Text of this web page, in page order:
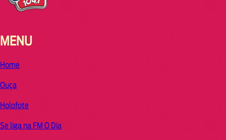
MENU
Home
Ouça
Holofote
Se liga na FM O Dia